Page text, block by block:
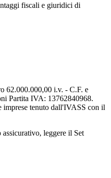
fiscali e giuridici di
62.000.000,00 i.v. - C.F. e
Partita IVA: 13762840968.
tenuto dall'IVASS con il
leggere il Set